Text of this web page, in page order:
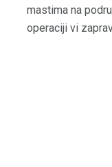
mastima na
operaciji vi